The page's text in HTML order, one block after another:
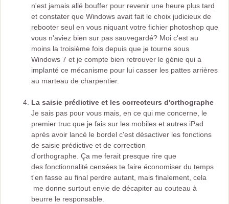
n'est jamais allé bouffer pour revenir une heure plus tard
et constater que Windows avait fait le choix judicieux de
rebooter seul en vous niquant votre fichier photoshop que
vous n'aviez bien sur pas sauvegardé? Moi c'est au
moins la troisième fois depuis que je tourne sous
Windows 7 et je compte bien retrouver le génie qui a
implanté ce mécanisme pour lui casser les pattes arrières
au marteau de charpentier.
La saisie prédictive et les correcteurs d'orthographe
Je sais pas pour vous mais, en ce qui me concerne, le
premier truc que je fais sur les mobiles et autres iPad
après avoir lancé le bordel c'est désactiver les fonctions
de saisie prédictive et de correction
d'orthographe. Ça me ferait presque rire que
des fonctionnalité censées te faire économiser du temps
t'en fasse au final perdre autant, mais finalement, cela
me donne surtout envie de décapiter au couteau à
beurre le responsable.